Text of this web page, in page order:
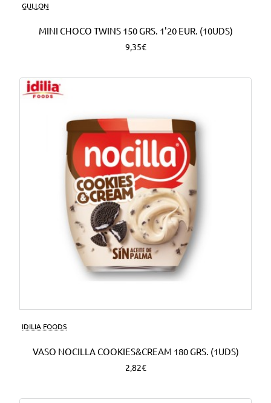
GULLON
MINI CHOCO TWINS 150 GRS. 1'20 EUR. (10UDS)
9,35€
IDILIA FOODS
VASO NOCILLA COOKIES&CREAM 180 GRS. (1UDS)
2,82€